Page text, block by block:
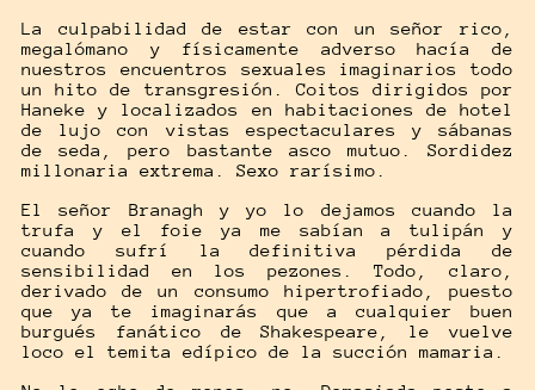
La culpabilidad de estar con un señor rico,
megalómano y físicamente adverso hacía de
nuestros encuentros sexuales imaginarios todo
un hito de transgresión. Coitos dirigidos por
Haneke y localizados en habitaciones de hotel
de lujo con vistas espectaculares y sábanas
de seda, pero bastante asco mutuo. Sordidez
millonaria extrema. Sexo rarísimo.
El señor Branagh y yo lo dejamos cuando la
trufa y el foie ya me sabían a tulipán y
cuando sufrí la definitiva pérdida de
sensibilidad en los pezones. Todo, claro,
derivado de un consumo hipertrofiado, puesto
que ya te imaginarás que a cualquier buen
burgués fanático de Shakespeare, le vuelve
loco el temita edípico de la succión mamaria.